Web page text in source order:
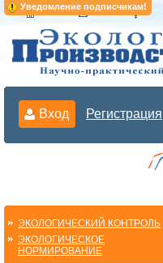
Уведомление подписчикам!
Вход Регистрация
ЭКОЛОГИЧЕСКИЙ КОНТРОЛЬ
ЭКОЛОГИЧЕСКОЕ
НОРМИРОВАНИЕ